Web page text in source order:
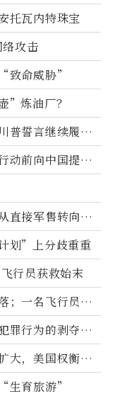
托瓦内特珠宝
攻击
致命威胁”
”炼油厂？
普誓言继续履行
动前向中国提供
直接军售转向间
划”上分歧重重
行员获救始末
；一名飞行员失
罪行为的剥夺公
大，美国权衡地
生育旅游”